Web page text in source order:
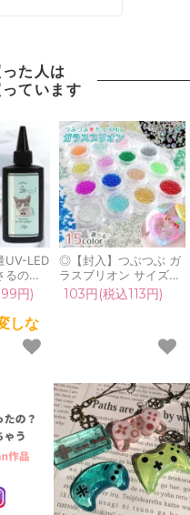
た人は
ています
UV-LED
るの涙
初心
ング
い 高品
レジン
円)
しな
◎【封入】つぶつぶ ガ
ラスブリオン サイズ
mix レジン封入素材 オ
ーロラ 封入パーツ ガラ
カラフル キラキラ 手芸
103円(税込113円)